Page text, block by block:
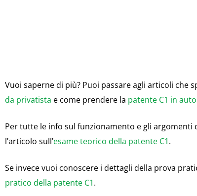
Vuoi saperne di più? Puoi passare agli articoli che
da privatista e come prendere la patente C1 in
Per tutte le info sul funzionamento e gli
l’articolo sull’esame teorico della patente C1.
Se invece vuoi conoscere i dettagli della prova
pratico della patente C1.